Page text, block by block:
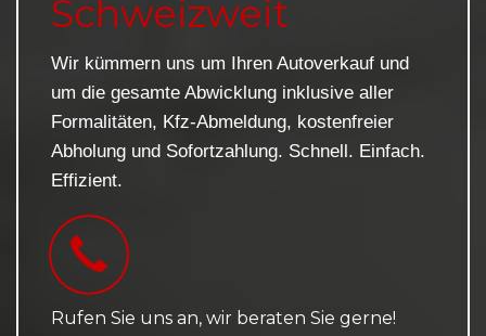
Schweizweit
Wir kümmern uns um Ihren Autoverkauf und
um die gesamte Abwicklung inklusive aller
Formalitäten, Kfz-Abmeldung, kostenfreier
Abholung und Sofortzahlung. Schnell. Einfach.
Effizient.
Rufen Sie uns an, wir beraten Sie gerne!